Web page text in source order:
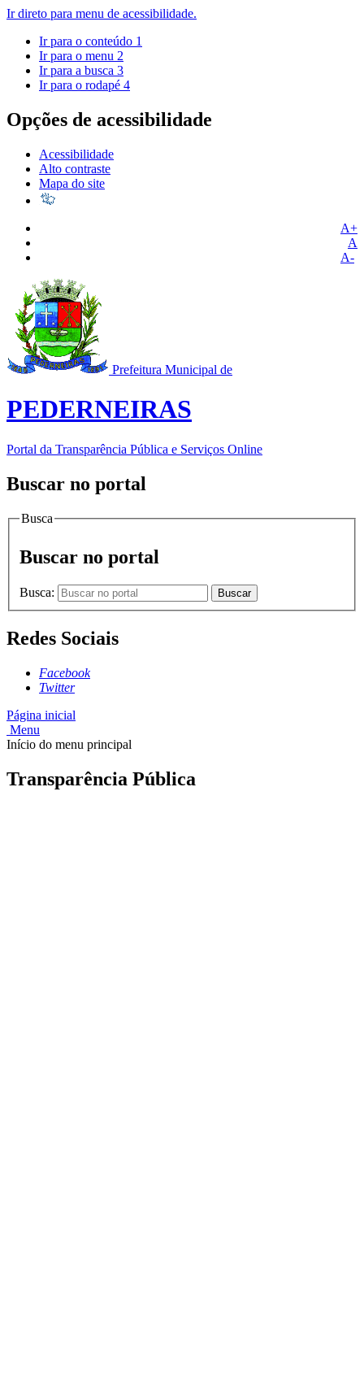
Ir direto para menu de acessibilidade.
Ir para o conteúdo 1
Ir para o menu 2
Ir para a busca 3
Ir para o rodapé 4
Opções de acessibilidade
Acessibilidade
Alto contraste
Mapa do site
A+
A
A-
Prefeitura Municipal de
PEDERNEIRAS
Portal da Transparência Pública e Serviços Online
Buscar no portal
Busca
Buscar no portal
Busca: Buscar
Redes Sociais
Facebook
Twitter
Página inicial
Menu
Início do menu principal
Transparência Pública